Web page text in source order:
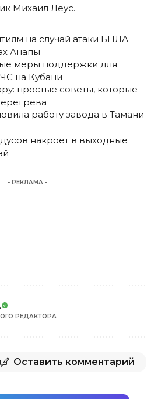
Михаил Леус.
на случай атаки БПЛА
Анапы
меры поддержки для
на Кубани
простые советы, которые
работу завода в Тамани
накроет в выходные
- РЕКЛАМА -
РЕДАКТОРА
Оставить комментарий